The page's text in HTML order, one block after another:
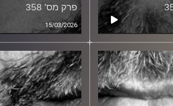
פרק מס' 358
15/03/2026